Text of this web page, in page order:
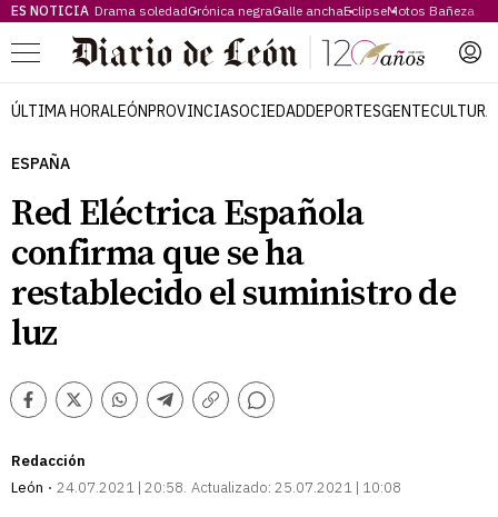
ES NOTICIA Drama soledadCrónica negraCalle anchaEclipseMotos Bañeza
Menú
ÚLTIMA HORALEÓNPROVINCIASOCIEDADDEPORTESGENTECULTURA
ESPAÑA
Red Eléctrica Española
confirma que se ha
restablecido el suministro de
luz
Facebook
TwitterWhatsappTelegram
Copiar
Comentarios
Redacción
León
24.07.2021 | 20:58 Actualizado: 25.07.2021 | 10:08